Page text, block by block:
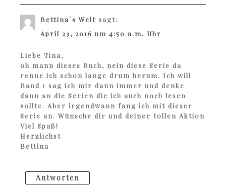
Bettina´s Welt sagt:
April 23, 2016 um 4:50 a.m. Uhr
Liebe Tina,
oh mann dieses Buch, nein diese Serie da
renne ich schon lange drum herum. Ich will
Band 1 sag ich mir dann immer und denke
dann an die Serien die ich auch noch lesen
sollte. Aber irgendwann fang ich mit dieser
Serie an. Wünsche dir und deiner tollen Aktion
Viel Spaß!
Herzlichst
Bettina
Antworten